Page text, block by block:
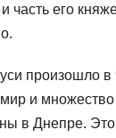
часть его
произошло в
и
в Днепре. Это